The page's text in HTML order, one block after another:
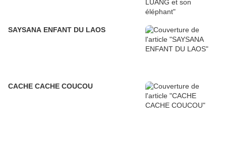
SAYSANA ENFANT DU LAOS
CACHE CACHE COUCOU